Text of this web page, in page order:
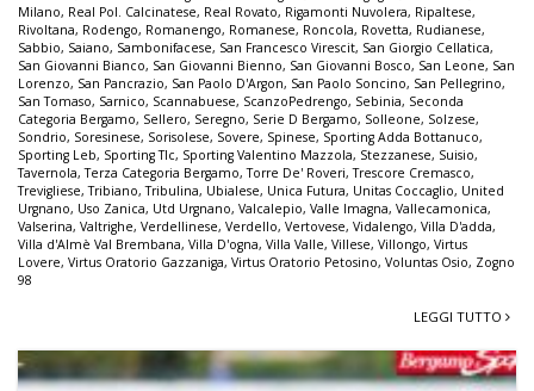
Milano, Real Pol. Calcinatese, Real Rovato, Rigamonti Nuvolera, Ripaltese,
Rivoltana, Rodengo, Romanengo, Romanese, Roncola, Rovetta, Rudianese,
Sabbio, Saiano, Sambonifacese, San Francesco Virescit, San Giorgio Cellatica,
San Giovanni Bianco, San Giovanni Bienno, San Giovanni Bosco, San Leone, San
Lorenzo, San Pancrazio, San Paolo D'Argon, San Paolo Soncino, San Pellegrino,
San Tomaso, Sarnico, Scannabuese, ScanzoPedrengo, Sebinia, Seconda
Categoria Bergamo, Sellero, Seregno, Serie D Bergamo, Solleone, Solzese,
Sondrio, Soresinese, Sorisolese, Sovere, Spinese, Sporting Adda Bottanuco,
Sporting Leb, Sporting Tlc, Sporting Valentino Mazzola, Stezzanese, Suisio,
Tavernola,Terza Categoria Bergamo,Torre De' Roveri,Trescore Cremasco,
Trevigliese,Tribiano,Tribulina, Ubialese, Unica Futura, Unitas Coccaglio, United
Urgnano, Uso Zanica, Utd Urgnano, Valcalepio, Valle Imagna, Vallecamonica,
Valserina, Valtrighe, Verdellinese, Verdello, Vertovese, Vidalengo, Villa D'adda,
Villa d'Almè Val Brembana, Villa D'ogna, Villa Valle, Villese, Villongo, Virtus
Lovere, Virtus Oratorio Gazzaniga, Virtus Oratorio Petosino, Voluntas Osio, Zogno
98
LEGGI TUTTO